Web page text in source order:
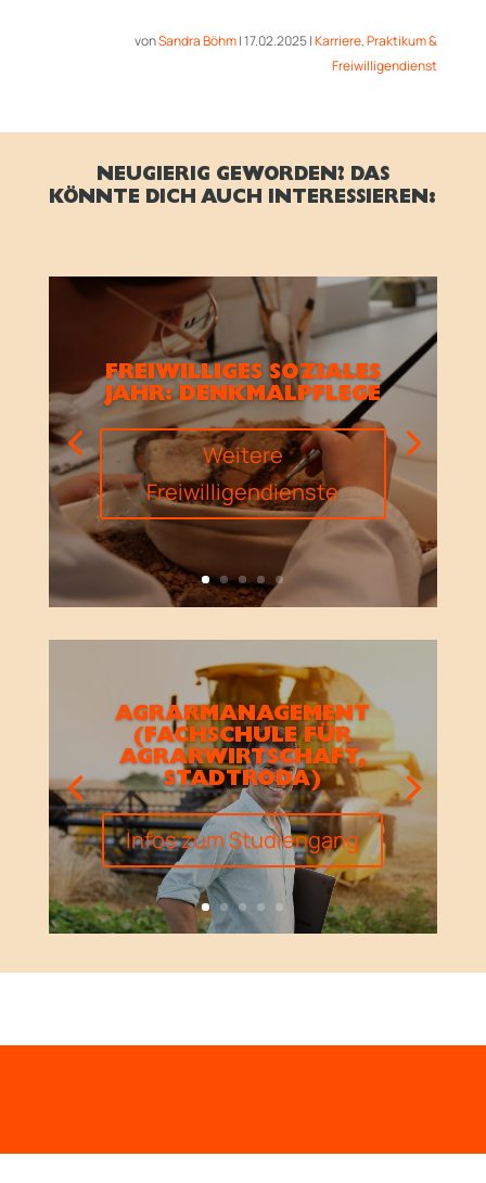
vonSandra Böhm|17.02.2025|Karriere,Praktikum &
Freiwilligendienst
NEUGIERIG GEWORDEN? DAS
KÖNNTE DICH AUCH INTERESSIEREN:
FREIWILLIGES SOZIALES
JAHR: DENKMALPFLEGE
Weitere
Freiwilligendienste
AGRARMANAGEMENT
(FACHSCHULE FÜR
AGRARWIRTSCHAFT,
STADTRODA)
Infos zum Studiengang